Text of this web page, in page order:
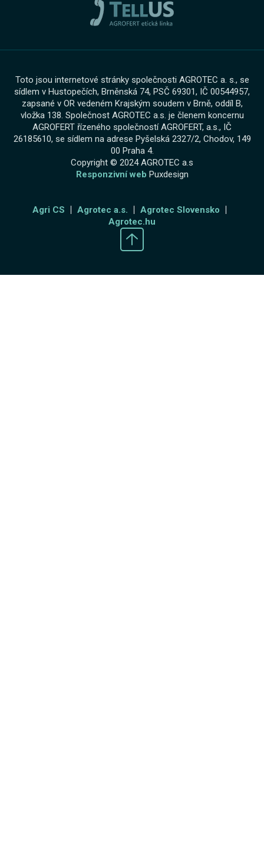
Toto jsou internetové stránky společnosti AGROTEC a. s., se
sídlem v Hustopečích, Brněnská 74, PSČ 69301, IČ 00544957,
zapsané v OR vedeném Krajským soudem v Brně, oddíl B,
vložka 138. Společnost AGROTEC a.s. je členem koncernu
AGROFERT řízeného společností AGROFERT, a.s., IČ
26185610, se sídlem na adrese Pyšelská 2327/2, Chodov, 149
00 Praha 4.
Copyright © 2024 AGROTEC a.s
Responzivní web Puxdesign
Agri CS Agrotec a.s.
Agrotec Slovensko
Agrotec.hu